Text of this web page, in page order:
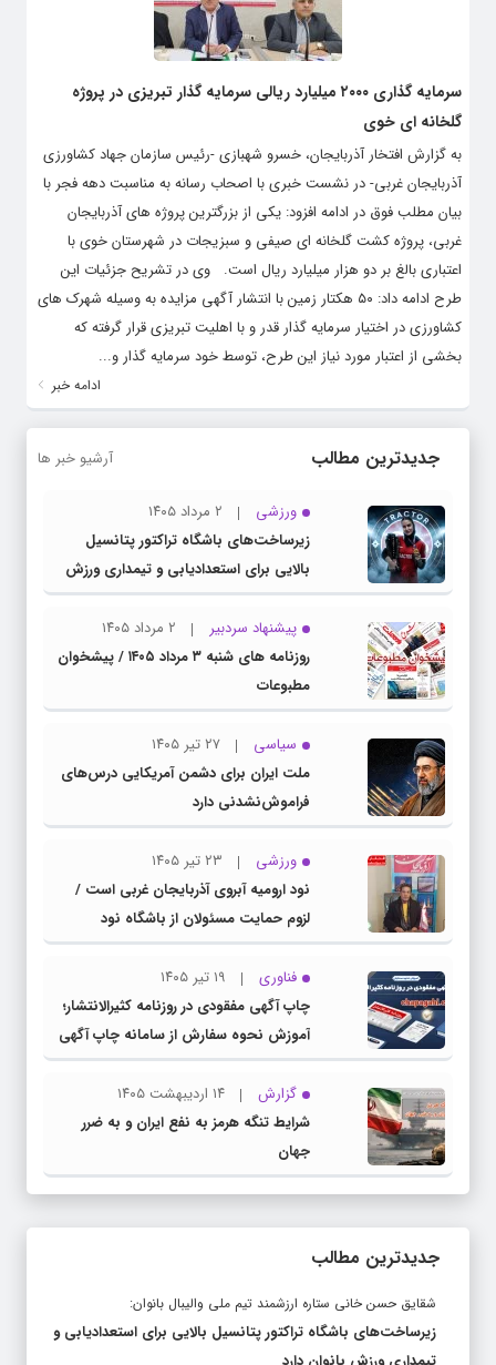
سرمایه گذاری ۲۰۰۰ میلیارد ریالی سرمایه گذار تبریزی در پروژه
گلخانه ای خوی
به گزارش افتخار آذربایجان، خسرو شهبازی -رئیس سازمان جهاد کشاورزی
آذربایجان غربی- در نشست خبری با اصحاب رسانه به مناسبت دهه فجر با
بیان مطلب فوق در ادامه افزود: یکی از بزرگترین پروژه های آذربایجان
غربی، پروژه کشت گلخانه ای صیفی و سبزیجات در شهرستان خوی با
اعتباری بالغ بر دو هزار میلیارد ریال است. وی در تشریح جزئیات این
طرح ادامه داد: ۵۰ هکتار زمین با انتشار آگهی مزایده به وسیله شهرک های
کشاورزی در اختیار سرمایه گذار قدر و با اهلیت تبریزی قرار گرفته که
بخشی از اعتبار مورد نیاز این طرح، توسط خود سرمایه گذار و...
ادامه خبر
جدیدترین مطالب آرشیو خبر ها
ورزشی
۲ مرداد ۱۴۰۵
زیرساخت‌های باشگاه تراکتور پتانسیل
بالایی برای استعدادیابی و تیمداری ورزش
بانوان دارد
پیشنهاد سردبیر
۲ مرداد ۱۴۰۵
روزنامه های شنبه ۳ مرداد ۱۴۰۵ / پیشخوان
مطبوعات
سیاسی
۲۷ تیر ۱۴۰۵
ملت ایران برای دشمن آمریکایی درس‌های
فراموش‌نشدنی دارد
ورزشی
۲۳ تیر ۱۴۰۵
نود ارومیه آبروی آذربایجان غربی است /
لزوم حمایت مسئولان از باشگاه نود
فناوری
۱۹ تیر ۱۴۰۵
چاپ آگهی مفقودی در روزنامه کثیرالانتشار؛
آموزش نحوه سفارش از سامانه چاپ آگهی
دات کام
گزارش
۱۴ اردیبهشت ۱۴۰۵
شرایط تنگه هرمز به نفع ایران و به ضرر
جهان
جدیدترین مطالب
شقایق حسن خانی ستاره ارزشمند تیم ملی والیبال بانوان:
زیرساخت‌های باشگاه تراکتور پتانسیل بالایی برای استعدادیابی و